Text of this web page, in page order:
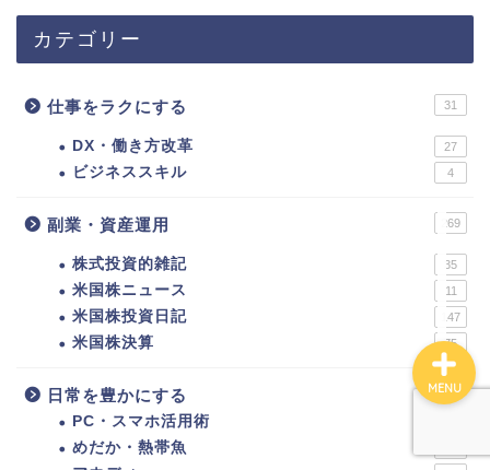
カテゴリー
仕事をラクにする 31
DX・働き方改革 27
ビジネススキル 4
副業・資産運用 269
株式投資的雑記 35
米国株ニュース 11
米国株投資日記 147
米国株決算 75
日常を豊かにする 37
PC・スマホ活用術
めだか・熱帯魚
MENU
ホーム